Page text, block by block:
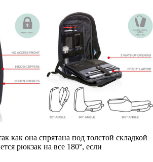
как она спрятана под толстой складкой
рюкзак на все 180°, если